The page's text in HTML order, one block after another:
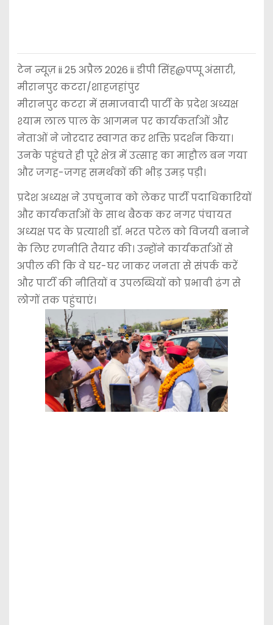
टेन न्यूज़ ii 25 अप्रैल 2026 ii डीपी सिंह@पप्पू अंसारी,
मीरानपुर कटरा/शाहजहांपुर
मीरानपुर कटरा में समाजवादी पार्टी के प्रदेश अध्यक्ष
श्याम लाल पाल के आगमन पर कार्यकर्ताओं और
नेताओं ने जोरदार स्वागत कर शक्ति प्रदर्शन किया।
उनके पहुंचते ही पूरे क्षेत्र में उत्साह का माहौल बन गया
और जगह-जगह समर्थकों की भीड़ उमड़ पड़ी।
प्रदेश अध्यक्ष ने उपचुनाव को लेकर पार्टी पदाधिकारियों
और कार्यकर्ताओं के साथ बैठक कर नगर पंचायत
अध्यक्ष पद के प्रत्याशी डॉ. भरत पटेल को विजयी बनाने
के लिए रणनीति तैयार की। उन्होंने कार्यकर्ताओं से
अपील की कि वे घर-घर जाकर जनता से संपर्क करें
और पार्टी की नीतियों व उपलब्धियों को प्रभावी ढंग से
लोगों तक पहुंचाएं।